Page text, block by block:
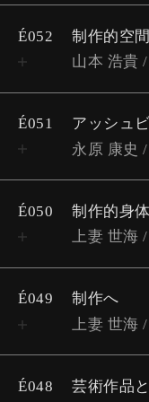
É052 制作的空
山本 浩貴
É051 アッシュ
永原 康史
É050 制作的身
上妻 世海
É049
制作へ
上妻 世海
É048
芸術作品